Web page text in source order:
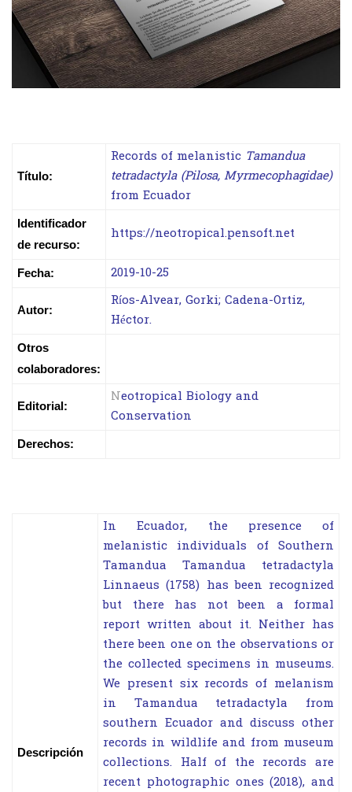
Título:
Records of melanistic Tamandua
tetradactyla (Pilosa, Myrmecophagidae)
from Ecuador
Identificador
de recurso:
https://neotropical.pensoft.net
Fecha: 2019-10-25
Autor:
Ríos-Alvear, Gorki; Cadena-Ortiz,
Héctor.
Otros
colaboradores:
Editorial:
Neotropical Biology and
Conservation
Derechos:
Descripción
In Ecuador, the presence of
melanistic individuals of Southern
Tamandua Tamandua tetradactyla
Linnaeus (1758) has been recognized
but there has not been a formal
report written about it. Neither has
there been one on the observations or
the collected specimens in museums.
We present six records of melanism
in Tamandua tetradactyla from
southern Ecuador and discuss other
records in wildlife and from museum
collections. Half of the records are
recent photographic ones (2018), and